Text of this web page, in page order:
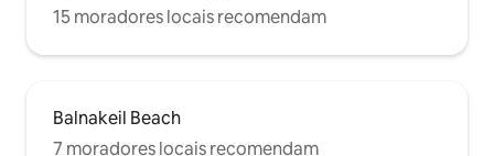
15 moradores locais recomendam
Balnakeil Beach
7 moradores locais recomendam